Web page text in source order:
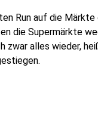
Run auf die
die Supermärkte
zwar alles wieder,